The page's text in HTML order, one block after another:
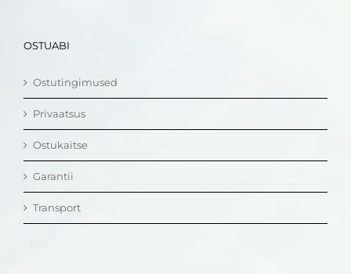
OSTUABI
Ostutingimused
Privaatsus
Ostukaitse
Garantii
Transport